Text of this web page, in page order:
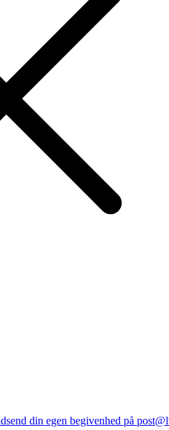
din egen begivenhed på